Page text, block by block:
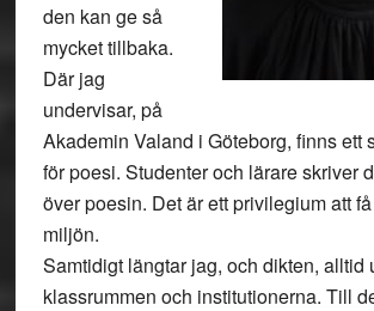
den kan ge så
mycket tillbaka.
Där jag
undervisar, på
Akademin Valand i Göteborg, finns ett
för poesi. Studenter och lärare skriver
över poesin. Det är ett privilegium att
miljön.
Samtidigt längtar jag, och dikten, alltid
klassrummen och institutionerna. Till